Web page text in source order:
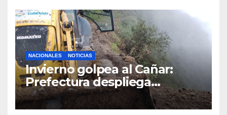
NACIONALES NOTICIAS
Invierno golpea al Cañar:
Prefectura despliega
maquinaria en toda la
provincia para mantener las